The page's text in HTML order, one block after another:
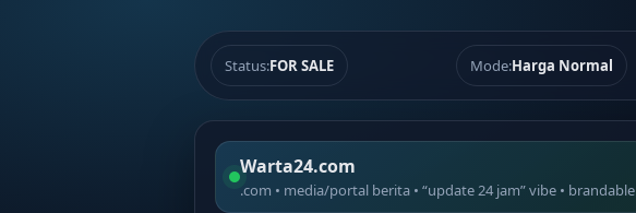
Status:FOR SALE Mode:Harga Normal
Warta24.com
.com • media/portal berita • “update 24 jam” vibe • brandable